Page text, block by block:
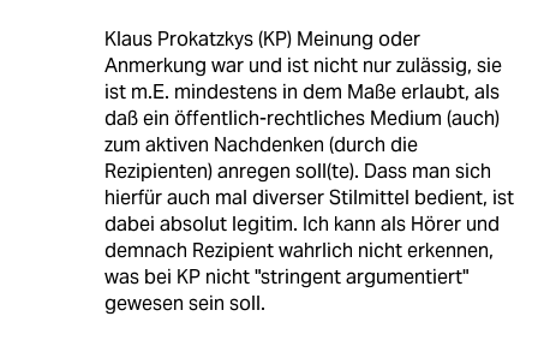
Klaus Prokatzkys (KP) Meinung oder
Anmerkung war und ist nicht nur zulässig, sie
ist m.E. mindestens in dem Maße erlaubt, als
daß ein öffentlich-rechtliches Medium (auch)
zum aktiven Nachdenken (durch die
Rezipienten) anregen soll(te). Dass man sich
hierfür auch mal diverser Stilmittel bedient, ist
dabei absolut legitim. Ich kann als Hörer und
demnach Rezipient wahrlich nicht erkennen,
was bei KP nicht "stringent argumentiert"
gewesen sein soll.